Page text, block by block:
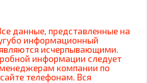
данные, представленные на
информационный
исчерпывающими.
информации следует
компании по
телефонам. Вся